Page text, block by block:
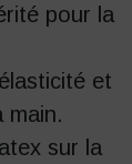
pour la
et
main.
sur la